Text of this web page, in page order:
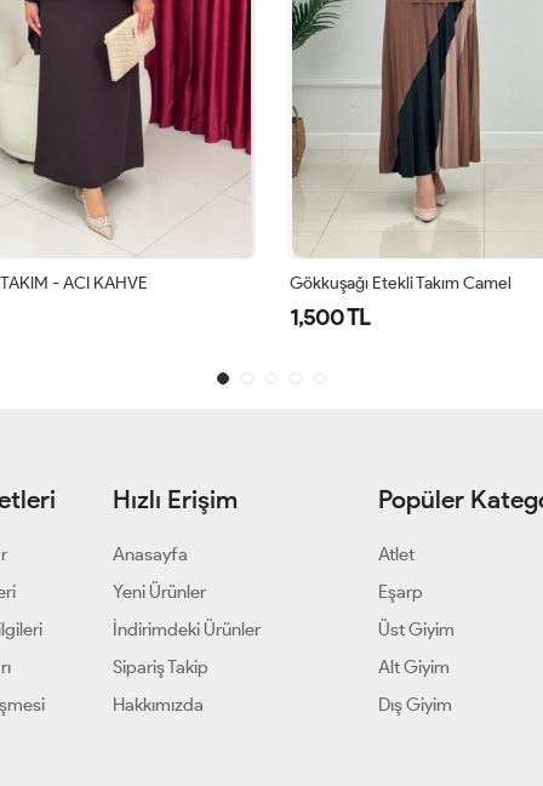
Takım Camel ALAZ ETEKLİ TAKIM - LACİVERT
1,700 TL
Hızlı Erişim
Anasayfa
Yeni Ürünler
İndirimdeki Ürünler
Sipariş Takip
Hakkımızda
Popüler
Atlet
Eşarp
Üst Giyim
Alt Giyim
Dış Giyim